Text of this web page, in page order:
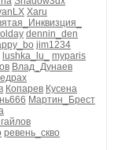
Xaru
dennin_den
jim1234
lushka_lu_
myparis
Влад_Дунаев
Копарев Кусена
Мартин_Брест
ревень_скво